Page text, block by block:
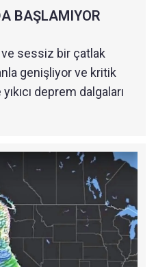
BAŞLAMIYOR
ve sessiz bir çatlak
genişliyor ve kritik
deprem dalgaları